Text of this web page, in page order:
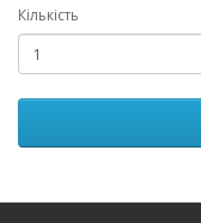
Кількість